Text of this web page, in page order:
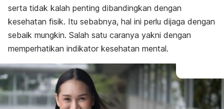
serta tidak kalah penting dibandingkan dengan
kesehatan fisik. Itu sebabnya, hal ini perlu dijaga dengan
sebaik mungkin. Salah satu caranya yakni dengan
memperhatikan indikator kesehatan mental.